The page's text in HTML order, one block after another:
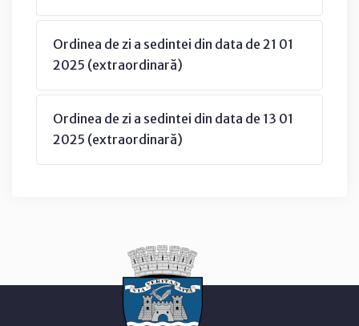
Ordinea de zi a sedintei din data de 21 01
2025 (extraordinară)
Ordinea de zi a sedintei din data de 13 01
2025 (extraordinară)